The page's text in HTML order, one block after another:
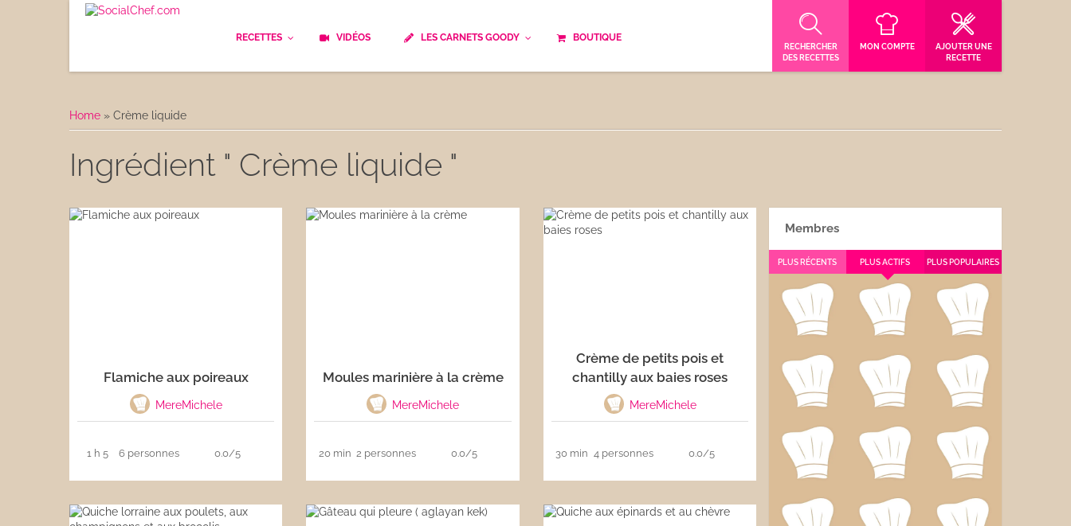
RECETTES
Le Pain
Apéritifs
Déjeuner
Boissons
Cuisine française traditionnelle
Enfants Robots multifonctions
VIDÉOS LES CARNETS GOODY
Spécialité culinaire
Les astuces Goody
BOUTIQUE
RECHERCHER
DES RECETTES
MON COMPTE
AJOUTER UNE
RECETTE
Home » Crème liquide
Ingrédient " Crème liquide "
Flamiche aux poireaux
MereMichele
1 h 5 6 personnes 0.0/5
Moules marinière à la crème
MereMichele
20 min 2 personnes 0.0/5
Crème de petits pois et
chantilly aux baies roses
MereMichele
30 min 4 personnes 0.0/5
Membres
PLUS RÉCENTS PLUS ACTIFS PLUS POPULAIRES